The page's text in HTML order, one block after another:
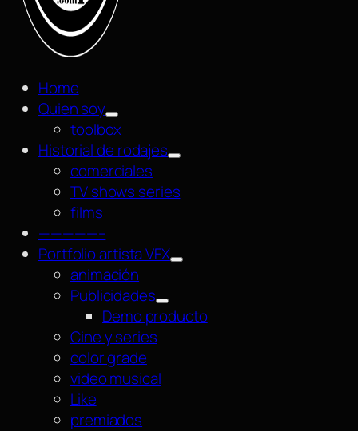
Home
Quien soy
toolbox
Historial de rodajes
comerciales
TV shows series
films
—————–
Portfolio artista VFX
animación
Publicidades
Demo producto
Cine y series
color grade
video musical
Like
premiados